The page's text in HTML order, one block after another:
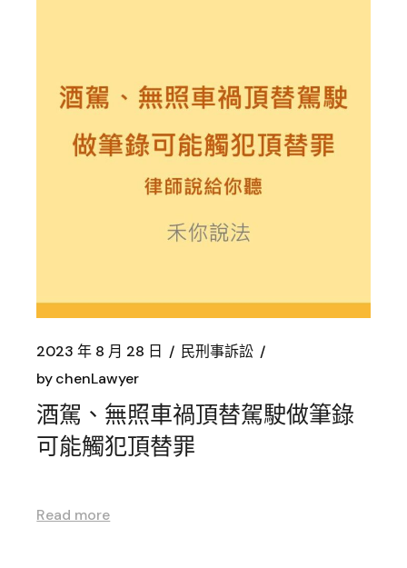
2023 年 8 月 28 日
民刑事訴訟
bychenLawyer
酒駕、無照車禍頂替駕駛做筆錄
可能觸犯頂替罪
Read more